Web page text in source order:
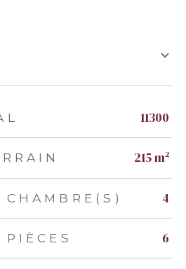
TRAD_ZEPHYR_Valeurs
11300
215 m²
4
6